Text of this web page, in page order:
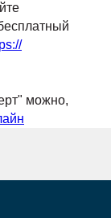
можно,